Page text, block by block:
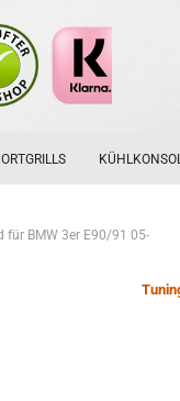
für BMW 3er E90/91 05-